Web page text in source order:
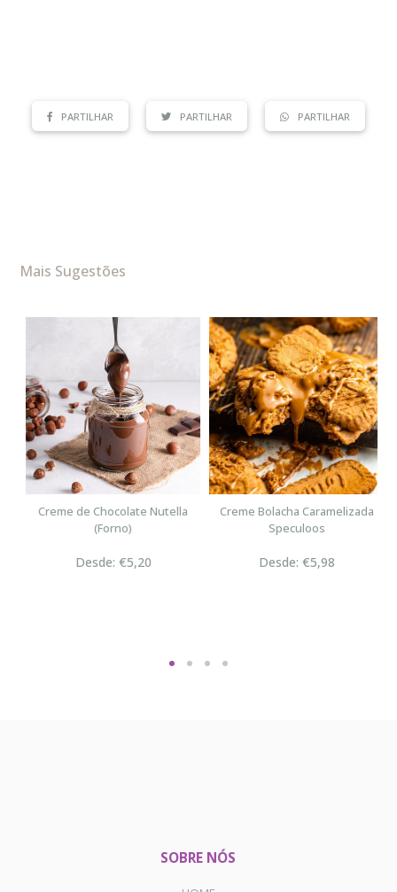
PARTILHAR PARTILHAR PARTILHAR
Mais Sugestões
Creme de Chocolate Nutella
(Forno)
Desde: €5,20
Creme Bolacha Caramelizada
Speculoos
Desde: €5,98
SOBRE NÓS